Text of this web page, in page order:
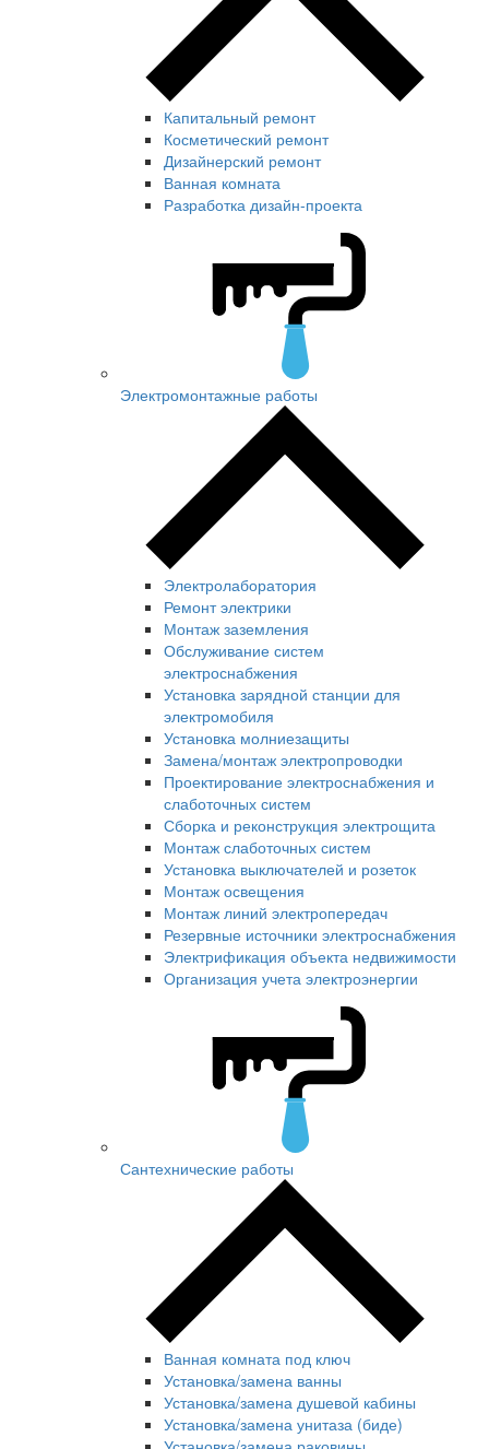
Капитальный ремонт
Косметический ремонт
Дизайнерский ремонт
Ванная комната
Разработка дизайн-проекта
Электромонтажные работы
Электролаборатория
Ремонт электрики
Монтаж заземления
Обслуживание систем
электроснабжения
Установка зарядной станции для
электромобиля
Установка молниезащиты
Замена/монтаж электропроводки
Проектирование электроснабжения и
слаботочных систем
Сборка и реконструкция электрощита
Монтаж слаботочных систем
Установка выключателей и розеток
Монтаж освещения
Монтаж линий электропередач
Резервные источники электроснабжения
Электрификация объекта недвижимости
Организация учета электроэнергии
Сантехнические работы
Ванная комната под ключ
Установка/замена ванны
Установка/замена душевой кабины
Установка/замена унитаза (биде)